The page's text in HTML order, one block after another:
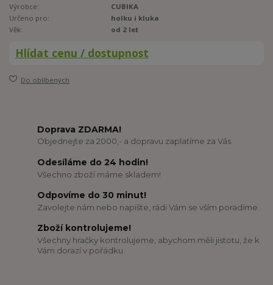
Výrobce:
CUBIKA
Určeno pro:
holku i kluka
Věk:
od 2 let
Hlídat cenu / dostupnost
Do oblíbených
Doprava ZDARMA!
Objednejte za 2000,- a dopravu zaplatíme za Vás.
Odesíláme do 24 hodin!
Všechno zboží máme skladem!
Odpovíme do 30 minut!
Zavolejte nám nebo napište, rádi Vám se vším poradíme.
Zboží kontrolujeme!
Všechny hračky kontrolujeme, abychom měli jistotu, že k
Vám dorazí v pořádku.